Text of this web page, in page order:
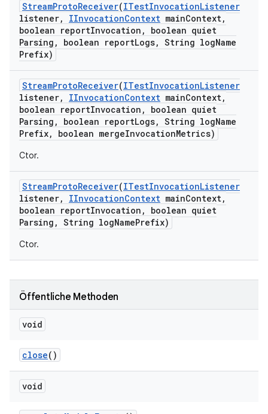
StreamProtoReceiver(ITestInvocationListener
listener, IInvocationContext mainContext,
boolean reportInvocation ,
boolean quiet
Parsing , boolean reportLogs, String logName
Prefix)
StreamProtoReceiver(ITestInvocationListener
listener, IInvocationContext mainContext,
boolean reportInvocation ,
boolean quiet
Parsing , boolean reportLogs, String logName
Prefix, boolean mergeInvocationMetrics)
Ctor.
StreamProtoReceiver(ITestInvocationListener
listener, IInvocationContext mainContext,
boolean reportInvocation ,
boolean quiet
Parsing , String logNamePrefix)
Ctor.
Öffentliche Methoden
void
close()
void